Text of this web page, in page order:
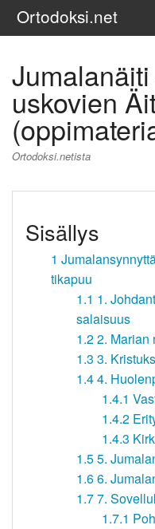
Ortodoksi.net
uskovien
Ortodoksi.netista
Sisällys
1
tikapuu
1.1 1.
salaisuus
1.22. Marian
1.3 3.
1.44.
1.4.1
1.4.2
1.4.3
1.55.
1.66.
1.77.
1.7.1